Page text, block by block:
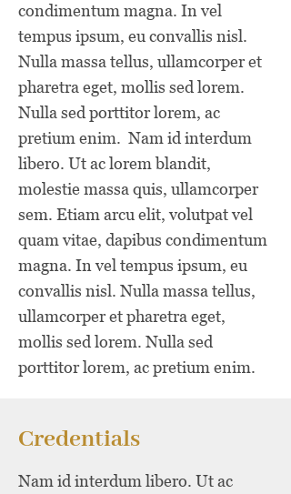
condimentum magna. In vel
tempus ipsum, eu convallis nisl.
Nulla massa tellus, ullamcorper et
pharetra eget, mollis sed lorem.
Nulla sed porttitor lorem, ac
pretium enim. Nam id interdum
libero. Ut ac lorem blandit,
molestie massa quis, ullamcorper
sem. Etiam arcu elit, volutpat vel
quam vitae, dapibus condimentum
magna. In vel tempus ipsum, eu
convallis nisl. Nulla massa tellus,
ullamcorper et pharetra eget,
mollis sed lorem. Nulla sed
porttitor lorem, ac pretium enim.
Credentials
Nam id interdum libero. Ut ac